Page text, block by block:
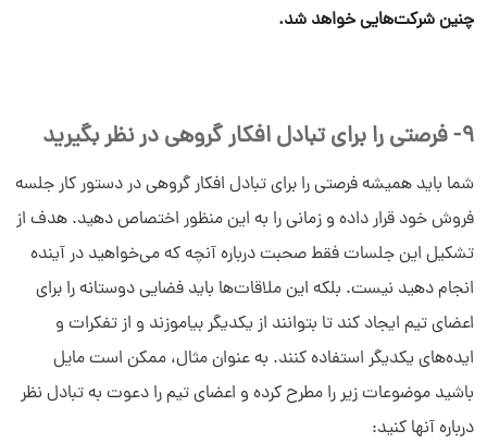
چنین شرکت‌هایی خواهد شد.
9- فرصتی را برای تبادل افکار گروهی در نظر بگیرید
شما باید همیشه فرصتی را برای تبادل افکار گروهی در دستور کار جلسه‌
فروش خود قرار داده و زمانی را به این منظور اختصاص دهید. هدف از
تشکیل این جلسات فقط صحبت درباره آنچه که می‌خواهید در آینده
انجام دهید نیست. بلکه این ملاقات‌ها باید فضایی دوستانه را برای
اعضای تیم ایجاد کند تا بتوانند از یکدیگر بیاموزند و از تفکرات و
ایده‌های یکدیگر استفاده کنند. به عنوان مثال، ممکن است مایل
باشید موضوعات زیر را مطرح کرده و اعضای تیم را دعوت به تبادل نظر
درباره آنها کنید: